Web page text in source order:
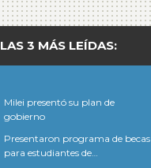
LAS 3 MÁS LEÍDAS:
Milei presentó su plan de
gobierno
Presentaron programa de becas
para estudiantes de…